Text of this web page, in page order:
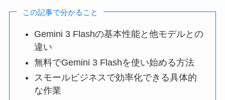
この記事で分かること
Gemini 3 Flashの基本性能と他モデルとの
違い
無料でGemini 3 Flashを使い始める方法
スモールビジネスで効率化できる具体的
な作業